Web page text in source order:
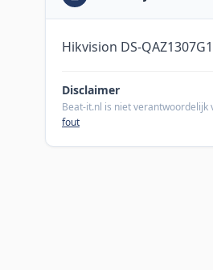
Hikvision DS-
Disclaimer
Beat-it.nl is niet
fout